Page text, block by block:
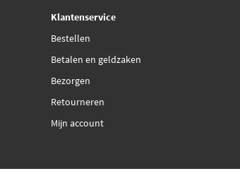
Klantenservice
Bestellen
Betalen en geldzaken
Bezorgen
Retourneren
Mijn account